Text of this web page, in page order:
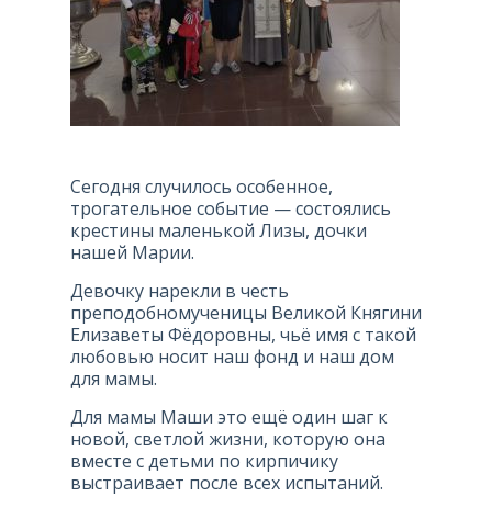
Сегодня случилось особенное,
трогательное событие — состоялись
крестины маленькой Лизы, дочки
нашей Марии.
Девочку нарекли в честь
преподобномученицы Великой Княгини
Елизаветы Фёдоровны, чьё имя с такой
любовью носит наш фонд и наш дом
для мамы.
Для мамы Маши это ещё один шаг к
новой, светлой жизни, которую она
вместе с детьми по кирпичику
выстраивает после всех испытаний.